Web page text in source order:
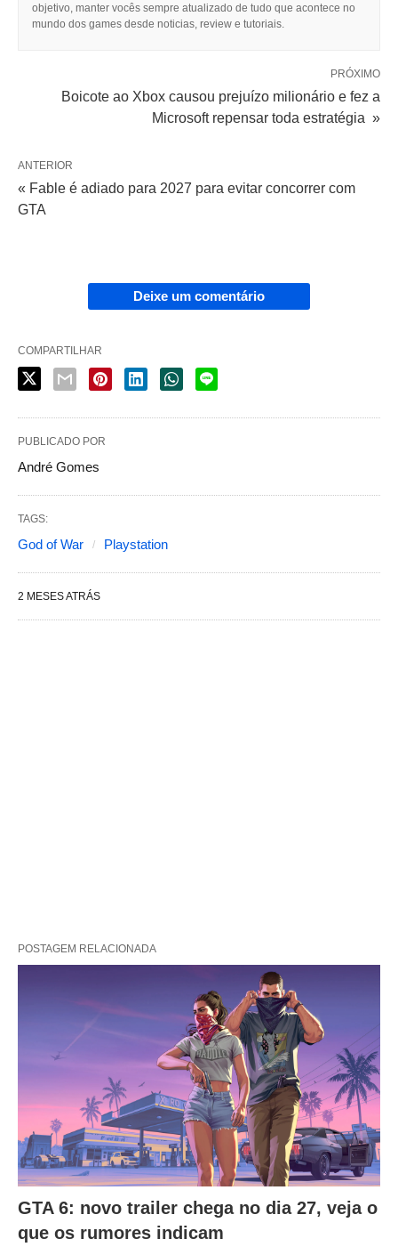
objetivo, manter vocês sempre atualizado de tudo que acontece no
mundo dos games desde noticias, review e tutoriais.
PRÓXIMO
Boicote ao Xbox causou prejuízo milionário e fez a
Microsoft repensar toda estratégia »
ANTERIOR
« Fable é adiado para 2027 para evitar concorrer com
GTA
Deixe um comentário
COMPARTILHAR
PUBLICADO POR
André Gomes
TAGS:
God of War Playstation
2 MESES ATRÁS
POSTAGEM RELACIONADA
GTA 6: novo trailer chega no dia 27, veja o
que os rumores indicam